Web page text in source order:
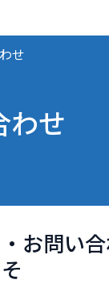
せ
わせ
お問い